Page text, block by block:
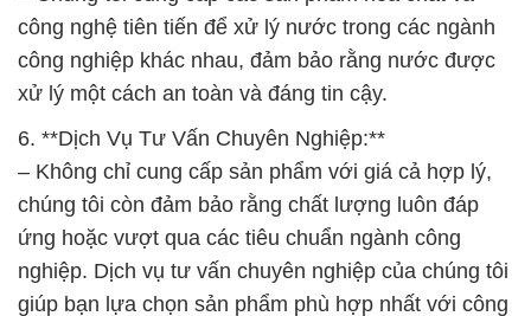
giúp bạn lựa chọn sản phẩm phù hợp nhất với công
việc của bạn.
***Công Ty Hóa Chất Đắc Trường Phát – Đối Tác
Uy Tín Cho Mọi Nhu Cầu***
Chúng tôi cam kết giữ vững uy tín và chất lượng,
đồng hành cùng khách hàng trong mọi thách thức
hóa chất. Hãy liên hệ với chúng tôi để trải nghiệm
sự chuyên nghiệp và đội ngũ nhân viên nhiệt tình
của Công ty Hóa Chất Đắc Trường Phát.